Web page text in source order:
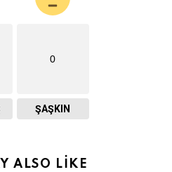
0
ŞAŞKIN
ALSO LIKE